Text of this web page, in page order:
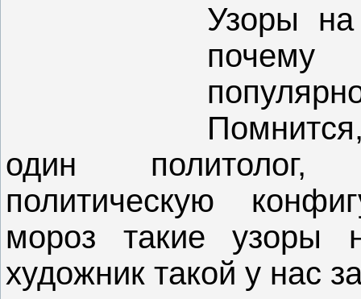
Узоры
почему
один политолог,
политическую
мороз такие узоры
художник такой у нас